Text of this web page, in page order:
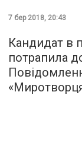
7 бер 2018, 20:43
Кандидат в
потрапила